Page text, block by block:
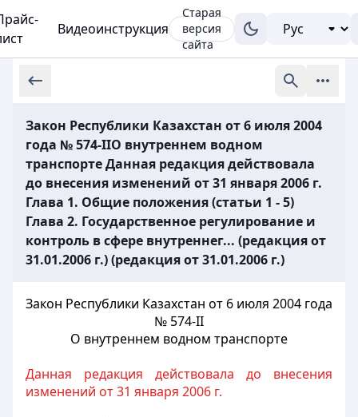
Видеоинструкция
Старая
версия
сайта
Закон Республики Казахстан от 6 июля 2004
года № 574-IIО внутреннем водном
транспорте Данная редакция действовала
до внесения изменений от 31 января 2006 г.
Глава 1. Общие положения (статьи 1 - 5)
Глава 2. Государственное регулирование и
контроль в сфере внутреннег... (редакция от
31.01.2006 г.) (редакция от 31.01.2006 г.)
Закон Республики Казахстан от 6 июля 2004 года
№ 574-II
О внутреннем водном транспорте
Данная редакция действовала до внесения
изменений от 31 января 2006 г.